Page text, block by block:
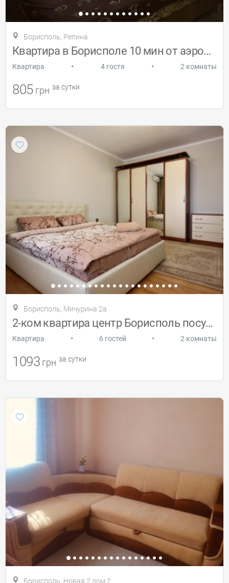
Борисполь, Репина
Квартира в Борисполе 10 мин от аэропорта
Квартира • 4 гостя • 2 комнаты
805 грн за сутки
Борисполь, Мичурина 2а
2-ком квартира центр Борисполь посуточно
Квартира • 6 гостей • 2 комнаты
1093 грн за сутки
Борисполь, Новая 2 дом 2